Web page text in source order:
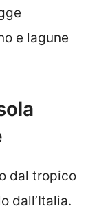
e lagune
dal tropico
dall’Italia.